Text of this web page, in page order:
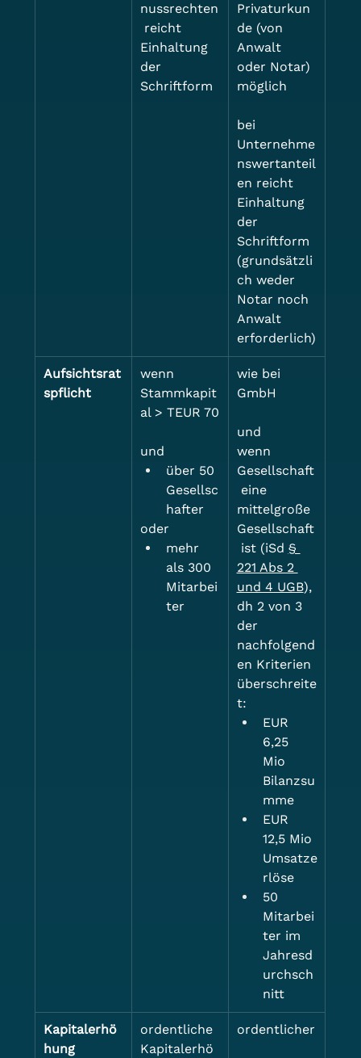
nussrechten
reicht
Einhaltung
der
Schriftform
Privaturkun
de (von
Anwalt
oder Notar)
möglich
bei
Unternehme
nswertanteil
en reicht
Einhaltung
der
Schriftform
(grundsätzli
ch weder
Notar noch
Anwalt
erforderlich)
Aufsichtsrat
spflicht
wenn
Stammkapit
al > TEUR 70
und
über 50
Gesellsc
hafter
oder
mehr
als 300
Mitarbei
ter
wie bei
GmbH
und
wenn
Gesellschaft
eine
mittelgroße
Gesellschaft
ist (iSd §
221 Abs 2
und 4 UGB),
dh 2 von 3
der
nachfolgend
en Kriterien
überschreite
t:
EUR
6,25
Mio
Bilanzsu
mme
EUR
12,5 Mio
Umsatze
rlöse
50
Mitarbei
ter im
Jahresd
urchsch
nitt
Kapitalerhö
hung
ordentliche
Kapitalerhö
ordentlicher